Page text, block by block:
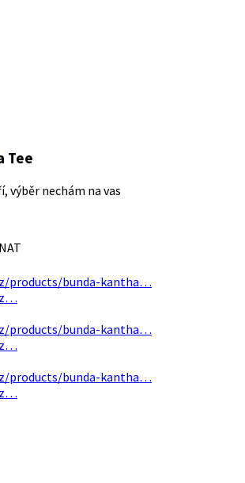
Tee
výběr nechám na vas
products/bunda-kantha…
products/bunda-kantha…
products/bunda-kantha…